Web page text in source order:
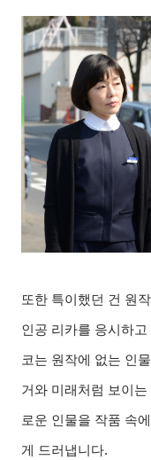
또한 특이했던 건 원
인공 리카를 응시하
코는 원작에 없는 인
거와 미래처럼 보이는
로운 인물을 작품 속
게 드러냅니다.